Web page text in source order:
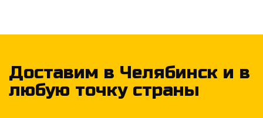
Доставим в Челябинск и в
любую точку страны